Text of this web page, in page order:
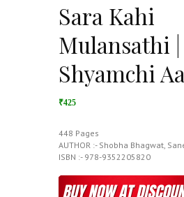
Sara Kahi
Mulansathi |
Shyamchi
₹425
448 Pages
AUTHOR :- Shobha Bhagwat,
ISBN :- 978-9352205820